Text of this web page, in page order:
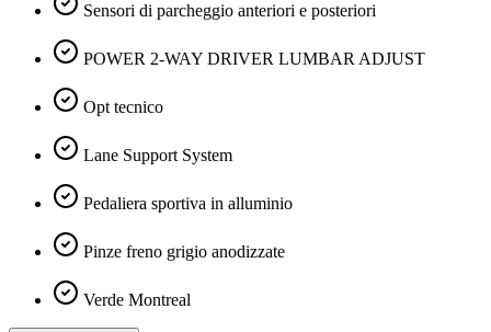
Sensori di parcheggio anteriori e posteriori
POWER 2-WAY DRIVER LUMBAR ADJUST
Opt tecnico
Lane Support System
Pedaliera sportiva in alluminio
Pinze freno grigio anodizzate
Verde Montreal